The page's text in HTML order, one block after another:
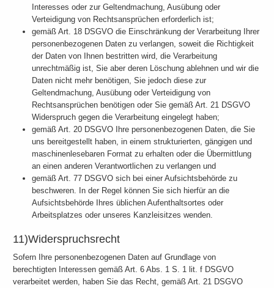
Interesses oder zur Geltendmachung, Ausübung oder
Verteidigung von Rechtsansprüchen erforderlich ist;
gemäß Art. 18 DSGVO die Einschränkung der Verarbeitung Ihrer
personenbezogenen Daten zu verlangen, soweit die Richtigkeit
der Daten von Ihnen bestritten wird, die Verarbeitung
unrechtmäßig ist, Sie aber deren Löschung ablehnen und wir die
Daten nicht mehr benötigen, Sie jedoch diese zur
Geltendmachung, Ausübung oder Verteidigung von
Rechtsansprüchen benötigen oder Sie gemäß Art. 21 DSGVO
Widerspruch gegen die Verarbeitung eingelegt haben;
gemäß Art. 20 DSGVO Ihre personenbezogenen Daten, die Sie
uns bereitgestellt haben, in einem strukturierten, gängigen und
maschinenlesebaren Format zu erhalten oder die Übermittlung
an einen anderen Verantwortlichen zu verlangen und
gemäß Art. 77 DSGVO sich bei einer Aufsichtsbehörde zu
beschweren. In der Regel können Sie sich hierfür an die
Aufsichtsbehörde Ihres üblichen Aufenthaltsortes oder
Arbeitsplatzes oder unseres Kanzleisitzes wenden.
11)Widerspruchsrecht
Sofern Ihre personenbezogenen Daten auf Grundlage von
berechtigten Interessen gemäß Art. 6 Abs. 1 S. 1 lit. f DSGVO
verarbeitet werden, haben Sie das Recht, gemäß Art. 21 DSGVO